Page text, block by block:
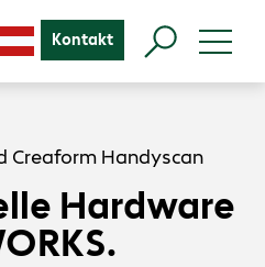
Kontakt
Creaform Handyscan
Hardware